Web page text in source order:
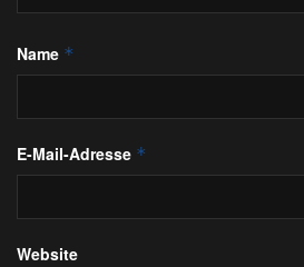
Name *
E-Mail-Adresse *
Website